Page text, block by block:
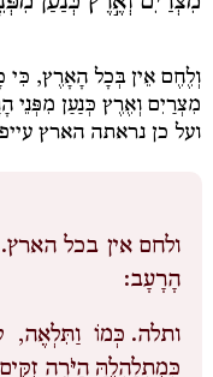
וְלֶחֶם אֵין בְּכָל הָאָרֶץ,
מִצְרַיִם וְאֶרֶץ כְּנַעַן מִפְּנֵי
ועל כן נראתה הארץ
ולחם אין בכל הארץ.
הָרָעָב:
ותלה. כְּמוֹ וַתִּלְאֶה,
כְּמִתְלַהְלֵהַּ הַיֹּרֶה